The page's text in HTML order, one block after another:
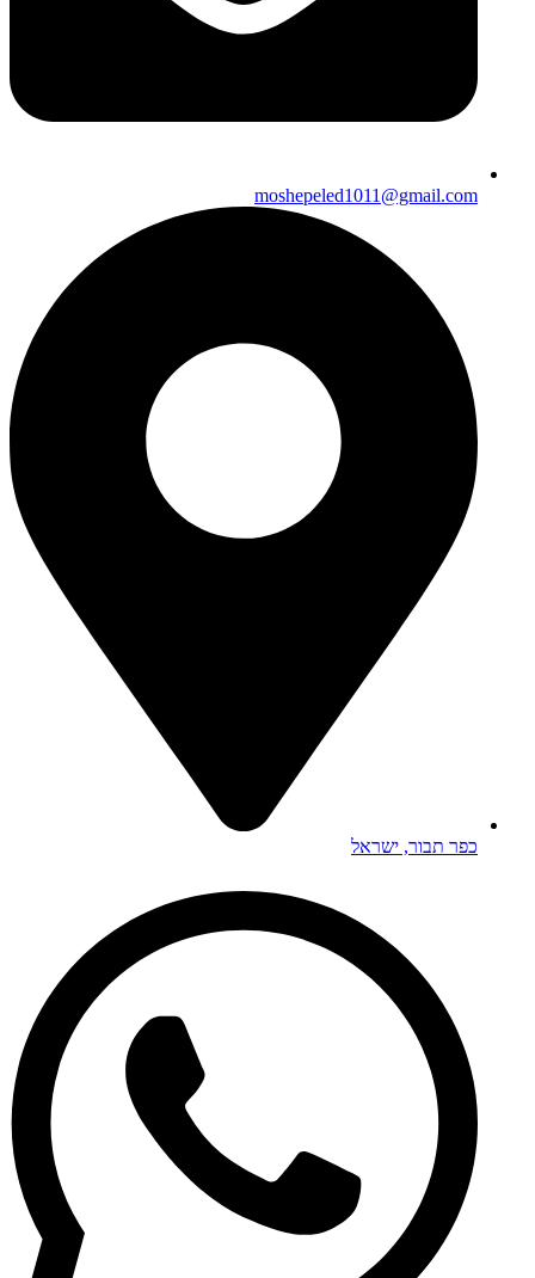
moshepeled1011@gmail.com
כפר תבור, ישראל